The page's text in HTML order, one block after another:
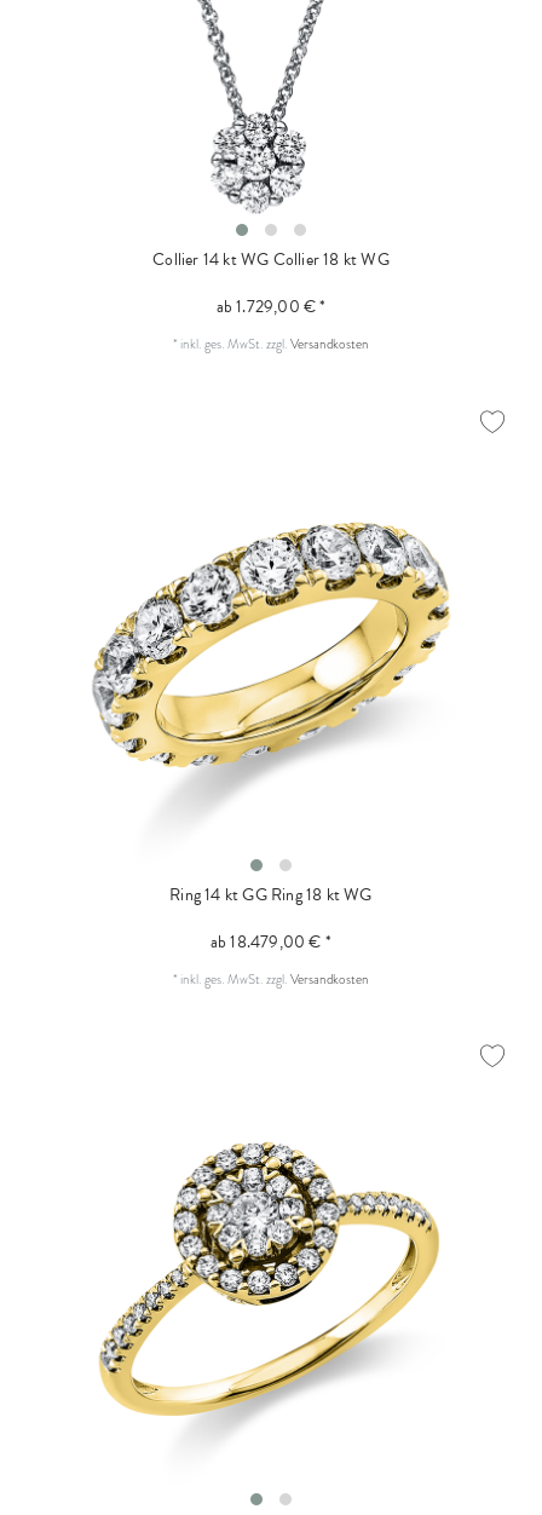
Collier 14 kt WGCollier 18 kt WG
ab 1.729,00 € *
* inkl. ges. MwSt.zzgl.Versandkosten
Ring 14 kt GGRing 18 kt WG
ab 18.479,00 € *
* inkl. ges. MwSt.zzgl.Versandkosten